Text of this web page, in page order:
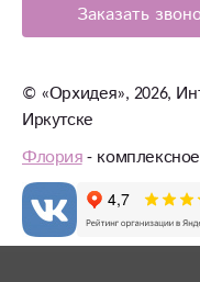
Заказать
© «Орхидея», 2026,
Иркутске
Флория-